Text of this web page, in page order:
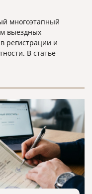
многоэтапный
выездных
регистрации и
В статье
процедуры и